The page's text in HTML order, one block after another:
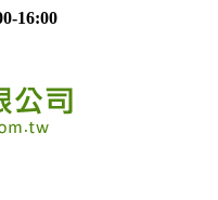
16:00